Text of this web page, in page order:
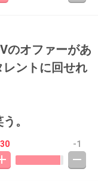
のオファーがあ
ントに回せれ
。
-1